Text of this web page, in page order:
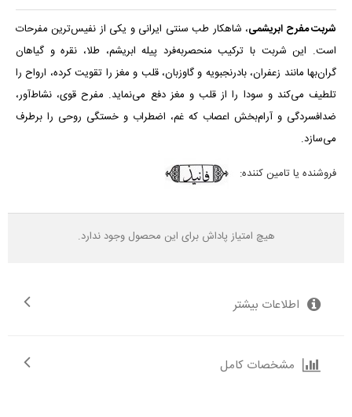
شربت مفرح ابریشمی
می‌سازد.
فروشنده یا تامین کننده:
هیچ امتیاز پاداش برای این محصول وجود ندارد.
اطلاعات بیشتر
مشخصات کامل